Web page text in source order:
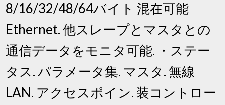
8/16/32/48/64バイト 混在可能
Ethernet. 他スレープとマスタとの
通信データをモニタ可能. ・ステー
タス. パラメータ集. マスタ. 無線
LAN. アクセスポイン. 装コントロー